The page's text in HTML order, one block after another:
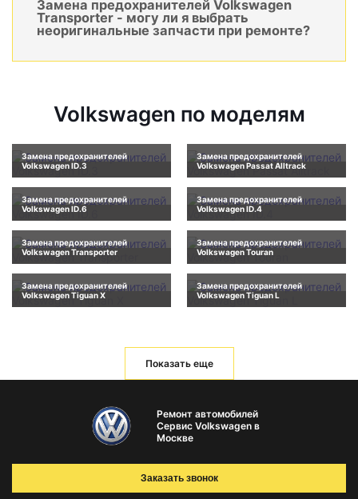
Замена предохранителей Volkswagen
Transporter - могу ли я выбрать
неоригинальные запчасти при ремонте?
Volkswagen по моделям
Замена предохранителей
Volkswagen ID.3
Замена предохранителей
Volkswagen Passat Alltrack
Замена предохранителей
Volkswagen ID.6
Замена предохранителей
Volkswagen ID.4
Замена предохранителей
Volkswagen Transporter
Замена предохранителей
Volkswagen Touran
Замена предохранителей
Volkswagen Tiguan X
Замена предохранителей
Volkswagen Tiguan L
Показать еще
Ремонт автомобилей
Сервис Volkswagen в
Москве
Заказать звонок